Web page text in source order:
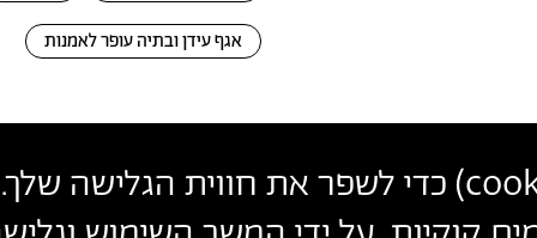
) כדי לשפר את חווית הגלישה
אגף עידן ובתיה עופר לאמנות
פרטי
צרו קשר
עקבו אחרינו
הצטרפו לניוזלטר שלנו